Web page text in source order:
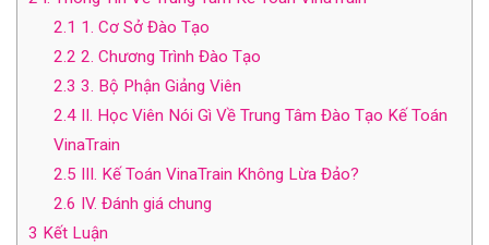
2.1 1. Cơ Sở Đào Tạo
2.2 2. Chương Trình Đào Tạo
2.3 3. Bộ Phận Giảng Viên
2.4II. Học Viên Nói Gì Về Trung Tâm Đào Tạo Kế Toán
VinaTrain
2.5 III. Kế Toán VinaTrain Không Lừa Đảo?
2.6 IV. Đánh giá chung
3 Kết Luận